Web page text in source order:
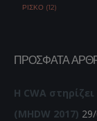
ΡΊΣΚΟ (12)
ΠΡΌΣΦΑΤΑ
Η CWA
(MHDW 2017)